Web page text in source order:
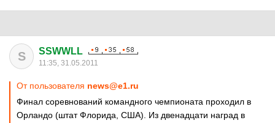
S SSWWLL
11:35, 31.05.2011
От пользователя news@e1.ru
Финал соревнований командного чемпионата проходил в
Орландо (штат Флорида, США). Из двенадцати наград в